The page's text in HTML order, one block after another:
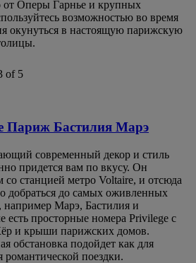
от Оперы Гарнье и крупных
возможностью во время
окунуться в настоящую парижскую
of 5
Париж Бастилия Марэ
современный декор и стиль
придется вам по вкусу. Он
со станцией метро Voltaire, и отсюда
добраться до самых оживленных
например Марэ, Бастилия и
есть просторные номера Privilege с
и крыши парижских домов.
обстановка подойдет как для
романтической поездки.